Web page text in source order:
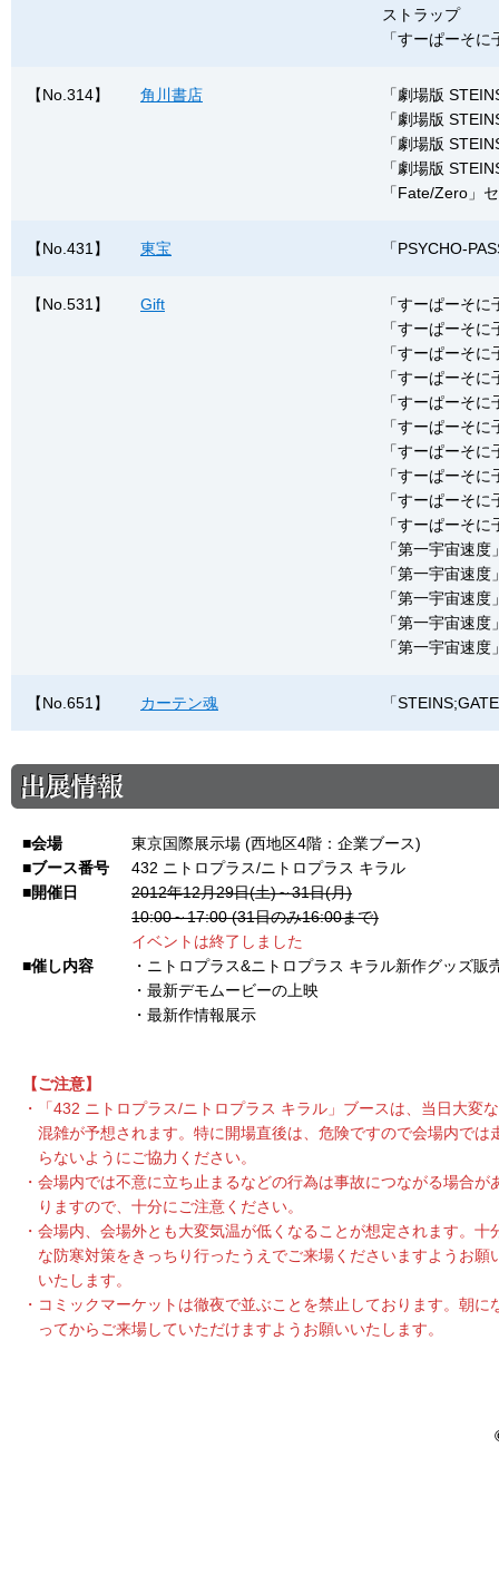
ストラップ
「すーぱーそ
【No.314】 角川書店
「劇場版
「劇場版
「劇場版
「劇場版
「Fate/Zero」
【No.431】 東宝 「PSYCHO-
【No.531】 Gift
「すーぱーそ
「すーぱーそ
「すーぱーそ
「すーぱーそ
「すーぱーそ
「すーぱーそ
「すーぱーそ
「すーぱーそ
「すーぱーそ
「すーぱーそ
「第一宇宙速度
「第一宇宙速
「第一宇宙速
「第一宇宙速
「第一宇宙速
【No.651】 カーテン魂 「
会場
東京国際展示場 (西地区4階：企業ブース)
ブース番号
432 ニトロプラス/ニトロプラス キラル
開催日
2012年12月29日(土)～31日(月)
10:00～17:00 (31日のみ16:00まで)
イベントは終了しました
催し内容
・ニトロプラス&ニトロプラス キラル新作グッズ販
・最新デモムービーの上映
・最新作情報展示
【ご注意】
「432 ニトロプラス/ニトロプラス キラル」ブースは、当日大変な
混雑が予想されます。特に開場直後は、危険ですので会場内では
らないようにご協力ください。
会場内では不意に立ち止まるなどの行為は事故につながる場合が
りますので、十分にご注意ください。
会場内、会場外とも大変気温が低くなることが想定されます。十
な防寒対策をきっちり行ったうえでご来場くださいますようお願
いたします。
コミックマーケットは徹夜で並ぶことを禁止しております。朝に
ってからご来場していただけますようお願いいたします。